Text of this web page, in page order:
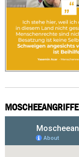
MOSCHEEANGRIFFE